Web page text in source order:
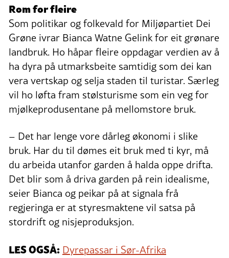
Rom for fleire
Som politikar og folkevald for Miljøpartiet Dei
Grøne ivrar Bianca Watne Gelink for eit grønare
landbruk. Ho håpar fleire oppdagar verdien av å
ha dyra på utmarksbeite samtidig som dei kan
vera vertskap og selja staden til turistar. Særleg
vil ho løfta fram stølsturisme som ein veg for
mjølkeprodusentane på mellomstore bruk.
– Det har lenge vore dårleg økonomi i slike
bruk. Har du til dømes eit bruk med ti kyr, må
du arbeida utanfor garden å halda oppe drifta.
Det blir som å driva garden på rein idealisme,
seier Bianca og peikar på at signala frå
regjeringa er at styresmaktene vil satsa på
stordrift og nisjeproduksjon.
LES OGSÅ: Dyrepassar i Sør-Afrika